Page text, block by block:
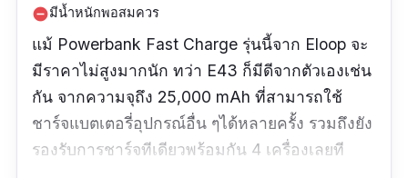
remove_circleมีน้ำหนักพอสมควร
แม้ Powerbank Fast Charge รุ่นนี้จาก Eloop จะ
มีราคาไม่สูงมากนัก ทว่า E43 ก็มีดีจากตัวเองเช่น
กัน จากความจุถึง 25,000 mAh ที่สามารถใช้
ชาร์จแบตเตอรี่อุปกรณ์อื่น ๆได้หลายครั้ง รวมถึงยัง
รองรับการชาร์จทีเดียวพร้อมกัน 4 เครื่องเลยที